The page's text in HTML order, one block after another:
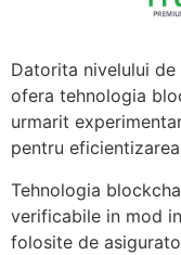
Datorita nivelului
ofera tehnologia
urmarit
pentru
Tehnologia
verificabile in mod
folosite de